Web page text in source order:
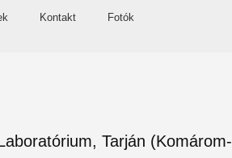
Kontakt Fotók
Tarján (Komárom-